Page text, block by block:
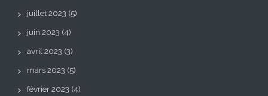
juillet 2023 (5)
juin 2023 (4)
avril 2023 (3)
mars 2023 (5)
février 2023 (4)